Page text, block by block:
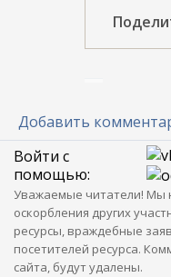
Добавить
Войти с
помощью:
Уважаемые читатели! Мы
оскорбления других
ресурсы, враждебные
посетителей ресурса.
сайта, будут удалены.